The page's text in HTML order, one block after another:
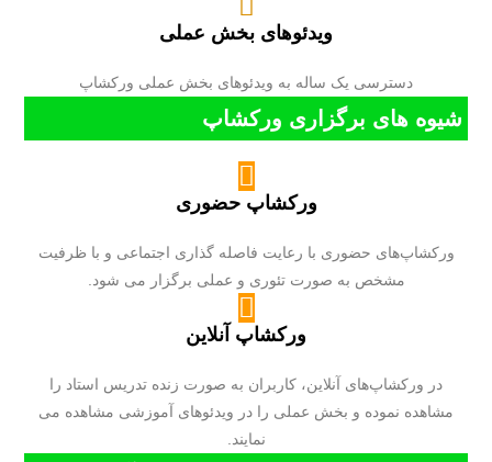
ویدئوهای بخش عملی
دسترسی یک ساله به ویدئوهای بخش عملی ورکشاپ
شیوه های برگزاری ورکشاپ
ورکشاپ حضوری
ورکشاپ‌های حضوری با رعایت فاصله گذاری اجتماعی و با ظرفیت
مشخص به صورت تئوری و عملی برگزار می شود.
ورکشاپ آنلاین
در ورکشاپ‌های آنلاین، کاربران به صورت زنده تدریس استاد را
مشاهده نموده و بخش عملی را در ویدئوهای آموزشی مشاهده می
نمایند.